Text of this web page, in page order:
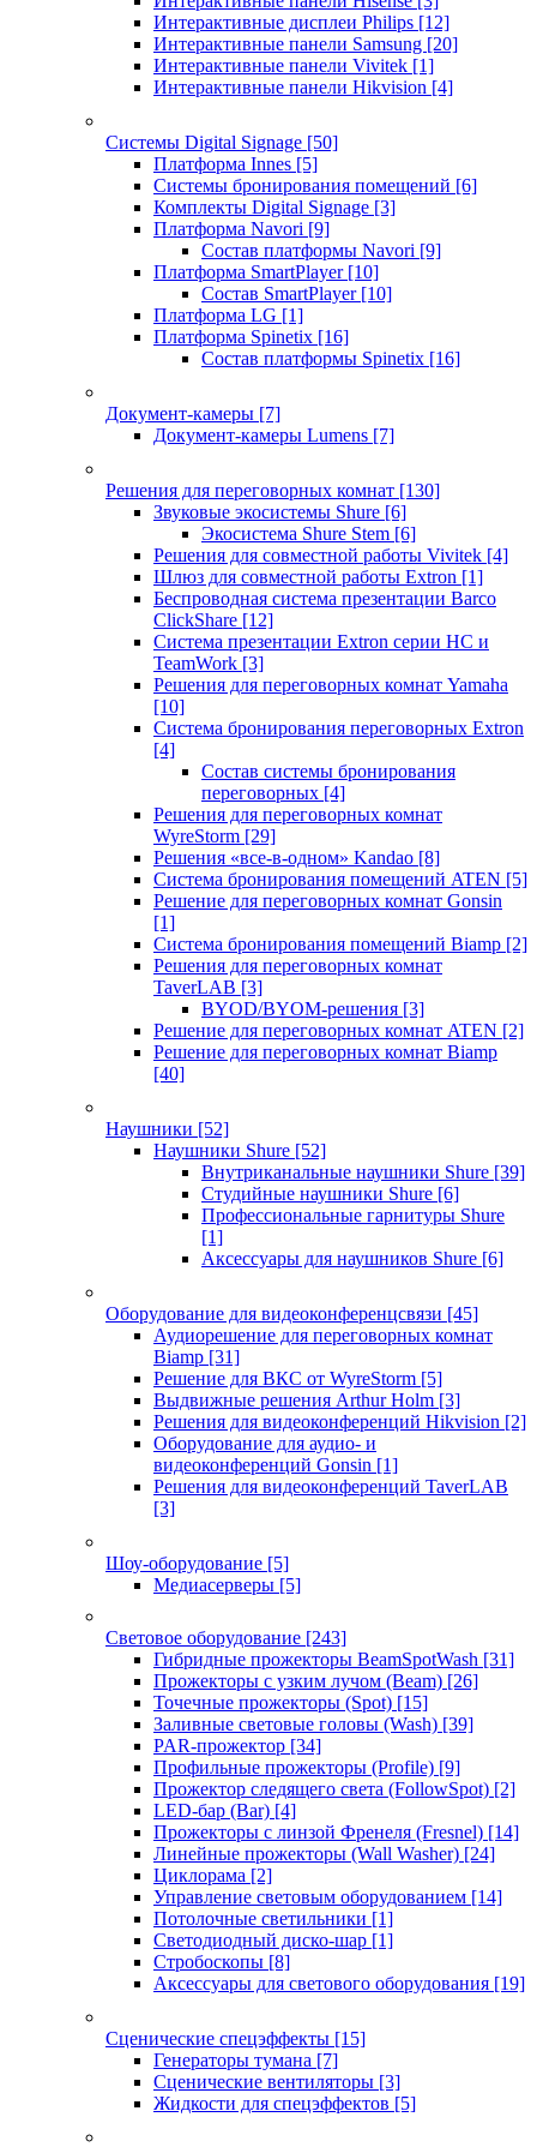
Интерактивные дисплеи Philips [12]
Интерактивные панели Samsung [20]
Интерактивные панели Vivitek [1]
Интерактивные панели Hikvision [4]
Системы Digital Signage [50]
Платформа Innes [5]
Системы бронирования помещений [6]
Комплекты Digital Signage [3]
Платформа Navori [9]
Состав платформы Navori [9]
Платформа SmartPlayer [10]
Состав SmartPlayer [10]
Платформа LG [1]
Платформа Spinetix [16]
Состав платформы Spinetix [16]
Документ-камеры [7]
Документ-камеры Lumens [7]
Решения для переговорных комнат [130]
Звуковые экосистемы Shure [6]
Экосистема Shure Stem [6]
Решения для совместной работы Vivitek [4]
Шлюз для совместной работы Extron [1]
Беспроводная система презентации Barco
ClickShare [12]
Система презентации Extron серии HC и
TeamWork [3]
Решения для переговорных комнат Yamaha
[10]
Система бронирования переговорных Extron
[4]
Состав системы бронирования
переговорных [4]
Решения для переговорных комнат
WyreStorm [29]
Решения «все-в-одном» Kandao [8]
Система бронирования помещений ATEN [5]
Решение для переговорных комнат Gonsin
[1]
Система бронирования помещений Biamp [2]
Решения для переговорных комнат
TaverLAB [3]
BYOD/BYOM-решения [3]
Решение для переговорных комнат ATEN [2]
Решение для переговорных комнат Biamp
[40]
Наушники [52]
Наушники Shure [52]
Внутриканальные наушники Shure [39]
Студийные наушники Shure [6]
Профессиональные гарнитуры Shure
[1]
Аксессуары для наушников Shure [6]
Оборудование для видеоконференцсвязи [45]
Аудиорешение для переговорных комнат
Biamp [31]
Решение для ВКС от WyreStorm [5]
Выдвижные решения Arthur Holm [3]
Решения для видеоконференций Hikvision [2]
Оборудование для аудио- и
видеоконференций Gonsin [1]
Решения для видеоконференций TaverLAB
[3]
Шоу-оборудование [5]
Медиасерверы [5]
Световое оборудование [243]
Гибридные прожекторы BeamSpotWash [31]
Прожекторы с узким лучом (Beam) [26]
Точечные прожекторы (Spot) [15]
Заливные световые головы (Wash) [39]
PAR-прожектор [34]
Профильные прожекторы (Profile) [9]
Прожектор следящего света (FollowSpot) [2]
LED-бар (Bar) [4]
Прожекторы с линзой Френеля (Fresnel) [14]
Линейные прожекторы (Wall Washer) [24]
Циклорама [2]
Управление световым оборудованием [14]
Потолочные светильники [1]
Светодиодный диско-шар [1]
Стробоскопы [8]
Аксессуары для светового оборудования [19]
Сценические спецэффекты [15]
Генераторы тумана [7]
Сценические вентиляторы [3]
Жидкости для спецэффектов [5]